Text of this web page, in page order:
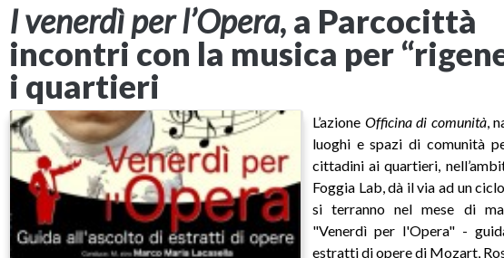
I venerdì per l’Opera, a Parcocittà
incontri con la musica per
i quartieri
L’azione Officina di comunità,
luoghi e spazi di comunità
cittadini ai quartieri,
Foggia Lab, dà il via ad un
si terranno nel mese di
"Venerdì per l'Opera" -
estratti di opere di Mozart,